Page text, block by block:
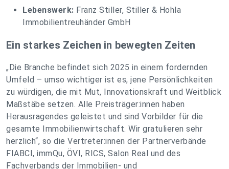
Lebenswerk: Franz Stiller, Stiller & Hohla
Immobilientreuhänder GmbH
Ein starkes Zeichen in bewegten Zeiten
„Die Branche befindet sich 2025 in einem fordernden
Umfeld – umso wichtiger ist es, jene Persönlichkeiten
zu würdigen, die mit Mut, Innovationskraft und Weitblick
Maßstäbe setzen. Alle Preisträger:innen haben
Herausragendes geleistet und sind Vorbilder für die
gesamte Immobilienwirtschaft. Wir gratulieren sehr
herzlich“, so die Vertreter:innen der Partnerverbände
FIABCI, immQu, ÖVI, RICS, Salon Real und des
Fachverbands der Immobilien- und